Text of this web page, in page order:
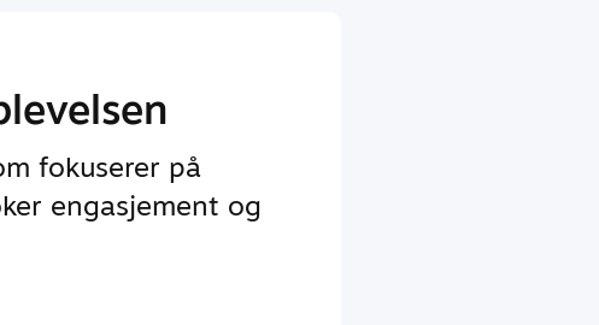
fokuserer på
engasjement og